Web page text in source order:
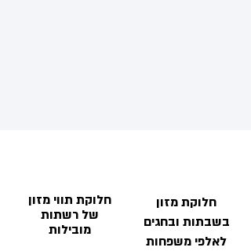
חלוקת תווי מזון
של רשתות
מובילות
חלוקת מזון
בשבתות ובחגים
לאלפי משפחות